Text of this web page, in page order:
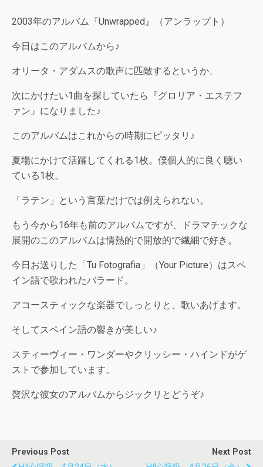
2003年のアルバム『Unwrapped』（アンラップト）
今日はこのアルバムから♪
オリータ・アダムスの歌声に匹敵するというか、
次にかけたい1曲を探していたら『グロリア・エステフ
ァン』になりました♪
このアルバムはこれからの時期にピッタリ♪
夏場にかけて活躍してくれる1枚。僕個人的に良く聴い
ている1枚。
「ラテン」という言葉だけでは例えられない。
もう今から16年も前のアルバムですが、ドラマチックな
展開のこのアルバムは情熱的で開放的で繊細で好き。
今日お送りした「Tu Fotografia」（Your Picture）はスペ
イン語で歌われたバラード。
アコースティックな楽器でしっとりと、歌いあげます。
そしてスペイン語の響きが美しい♪
スティーヴィー・ワンダーやクリッシー・ハインドがゲ
ストで参加しています。
贅沢な彼女のアルバムからジックリとどうぞ♪
Previous Post
Next Post